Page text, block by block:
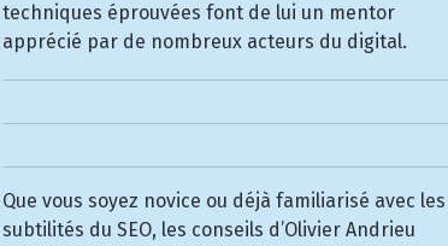
techniques éprouvées font de lui un mentor
apprécié par de nombreux acteurs du digital.
Que vous soyez novice ou déjà familiarisé avec les
subtilités du SEO, les conseils d’Olivier Andrieu